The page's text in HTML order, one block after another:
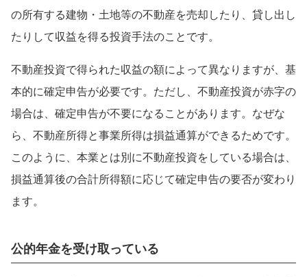
の所有する建物・土地等の不動産を売却したり、貸し出し
たりして収益を得る投資手法のことです。
不動産投資で得られた収益の額によって異なりますが、基
本的に確定申告が必要です。ただし、不動産投資が赤字の
場合は、確定申告が不要になることがあります。なぜな
ら、不動産所得と事業所得は損益通算ができるためです。
このように、本業とは別に不動産投資をしている場合は、
損益通算後の合計所得額に応じて確定申告の要否が変わり
ます。
公的年金を受け取っている